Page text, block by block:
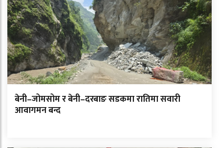
बेनी–जोमसोम र बेनी–दरबाङ सडकमा रातिमा सवारी
आवागमन बन्द